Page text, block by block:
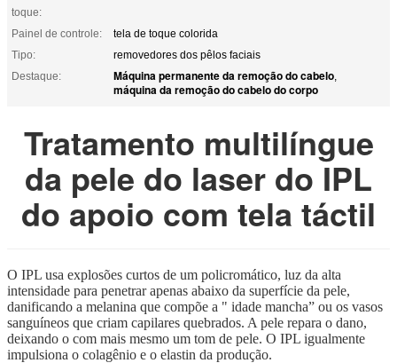
toque:
Painel de controle:
tela de toque colorida
Tipo:
removedores dos pêlos faciais
Destaque:
Máquina permanente da remoção do cabelo,
máquina da remoção do cabelo do corpo
Tratamento multilíngue
da pele do laser do IPL
do apoio com tela táctil
O IPL usa explosões curtos de um policromático, luz da alta
intensidade para penetrar apenas abaixo da superfície da pele,
danificando a melanina que compõe a " idade mancha” ou os vasos
sanguíneos que criam capilares quebrados. A pele repara o dano,
deixando o com mais mesmo um tom de pele. O IPL igualmente
impulsiona o colagênio e o elastin da produção.